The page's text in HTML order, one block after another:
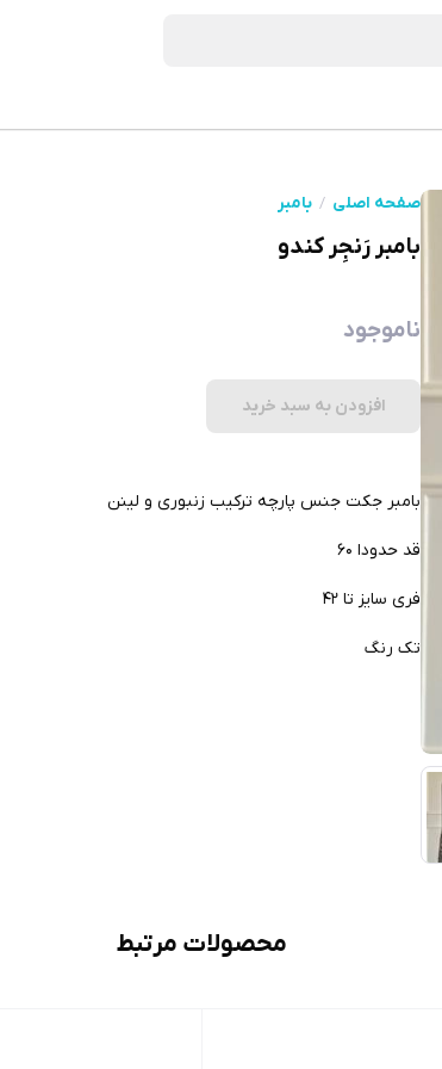
صفحه اصلی بامبر
بامبر رَنجِر کندو
ناموجود
افزودن به سبد خرید
بامبر جکت جنس پارچه ترکیب زنبوری و لینن
قد حدودا ۶۰
فری سایز تا ۴۲
تک رنگ
محصولات مرتبط